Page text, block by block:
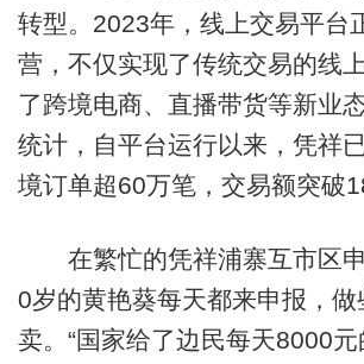
转型。2023年，线上交易平台
营，不仅实现了传统交易的线
了跨境电商、直播带货等新业
统计，自平台运行以来，凭祥
境订单超60万笔，交易额突破
在繁忙的凭祥浦寨互市区申
0岁的黄艳葵每天都来申报，
卖。“国家给了边民每天8000元